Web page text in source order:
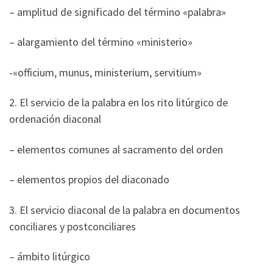
– amplitud de significado del término «palabra»
– alargamiento del término «ministerio»
-«officium, munus, ministerium, servitium»
2. El servicio de la palabra en los rito litúrgico de
ordenación diaconal
– elementos comunes al sacramento del orden
– elementos propios del diaconado
3. El servicio diaconal de la palabra en documentos
conciliares y postconciliares
– ámbito litúrgico